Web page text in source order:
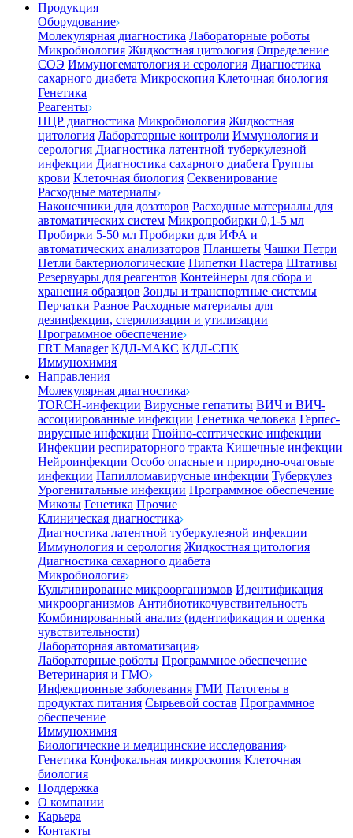
Продукция
Оборудование
Молекулярная диагностика Лабораторные роботы
Микробиология Жидкостная цитология Определение
СОЭ Иммуногематология и серология Диагностика
сахарного диабета Микроскопия Клеточная биология
Генетика
Реагенты
ПЦР диагностика Микробиология Жидкостная
цитология Лабораторные контроли Иммунология и
серология Диагностика латентной туберкулезной
инфекции Диагностика сахарного диабета Группы
крови Клеточная биология Секвенирование
Расходные материалы
Наконечники для дозаторов Расходные материалы для
автоматических систем Микропробирки 0,1-5 мл
Пробирки 5-50 мл Пробирки для ИФА и
автоматических анализаторов Планшеты Чашки Петри
Петли бактериологические Пипетки Пастера Штативы
Резервуары для реагентов Контейнеры для сбора и
хранения образцов Зонды и транспортные системы
Перчатки Разное Расходные материалы для
дезинфекции, стерилизации и утилизации
Программное обеспечение
FRT Manager КДЛ-МАКС КДЛ-СПК
Иммунохимия
Направления
Молекулярная диагностика
TORCH-инфекции Вирусные гепатиты ВИЧ и ВИЧ-
ассоциированные инфекции Генетика человека Герпес-
вирусные инфекции Гнойно-септические инфекции
Инфекции респираторного тракта Кишечные инфекции
Нейроинфекции Особо опасные и природно-очаговые
инфекции Папилломавирусные инфекции Туберкулез
Урогенитальные инфекции Программное обеспечение
Микозы Генетика Прочие
Клиническая диагностика
Диагностика латентной туберкулезной инфекции
Иммунология и серология Жидкостная цитология
Диагностика сахарного диабета
Микробиология
Культивирование микроорганизмов Идентификация
микроорганизмов Антибиотикочувствительность
Комбинированный анализ (идентификация и оценка
чувствительности)
Лабораторная автоматизация
Лабораторные роботы Программное обеспечение
Ветеринария и ГМО
Инфекционные заболевания ГМИ Патогены в
продуктах питания Сырьевой состав Программное
обеспечение
Иммунохимия
Биологические и медицинские исследования
Генетика Конфокальная микроскопия Клеточная
биология
Поддержка
О компании
Карьера
Контакты